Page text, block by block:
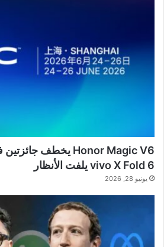
vivo X Fold 6 يلفت الأنظار
يونيو 28, 2026